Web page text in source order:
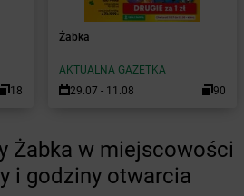
18
Żabka
AKTUALNA GAZETKA
29.07 - 11.08
90
Żabka w miejscowości
i godziny otwarcia